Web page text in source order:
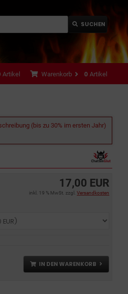
SUCHEN
Warenkorb 0 Artikel
Artikel
(bis zu 30% im ersten Jahr)
17,00 EUR
inkl. 19 % MwSt. zzgl. Versandkosten
IN DEN WARENKORB